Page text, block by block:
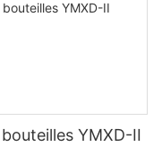
YMXD-II